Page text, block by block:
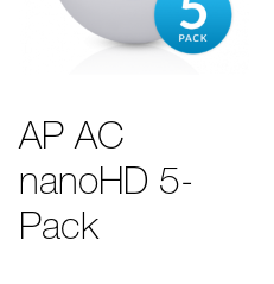
AP AC
nanoHD 5-
Pack